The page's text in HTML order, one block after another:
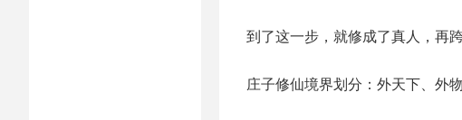
到了这一步，就修成了真人，再
庄子修仙境界划分：外天下、外